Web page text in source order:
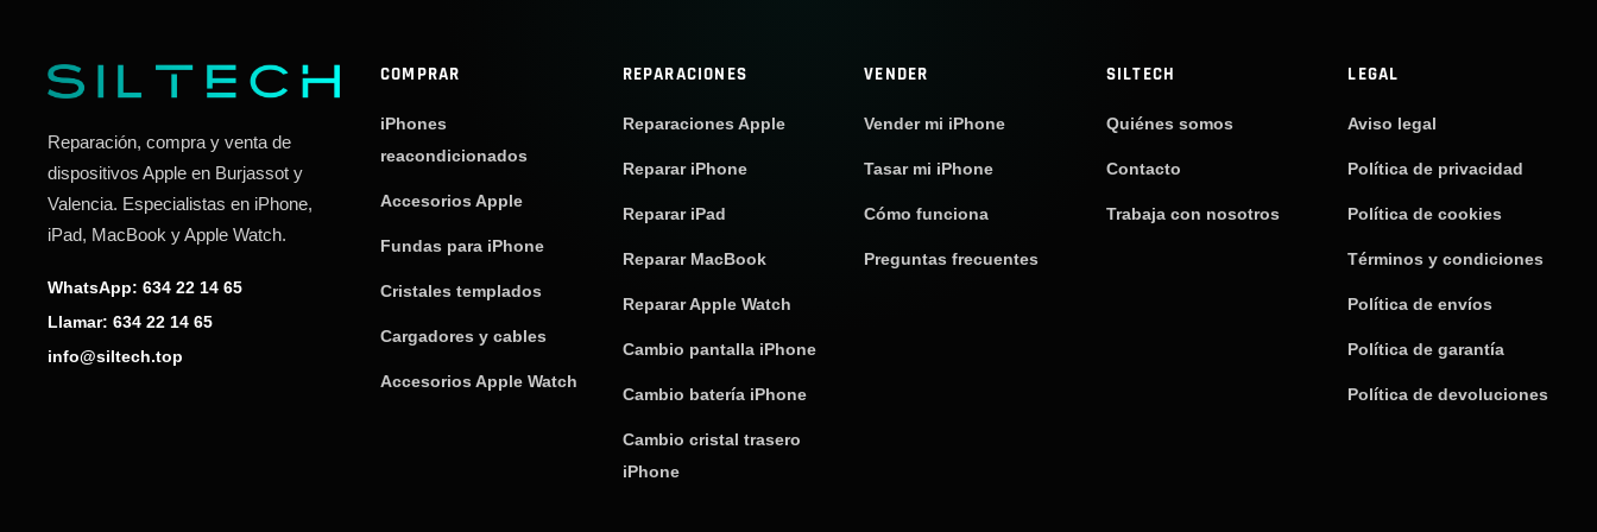
Reparación, compra y venta de
dispositivos Apple en Burjassot y
Valencia. Especialistas en iPhone,
iPad, MacBook y Apple Watch.
WhatsApp: 634 22 14 65
Llamar: 634 22 14 65
info@siltech.top
COMPRAR
iPhones
reacondicionados
Accesorios Apple
Fundas para iPhone
Cristales templados
Cargadores y cables
Accesorios Apple Watch
REPARACIONES
Reparaciones Apple
Reparar iPhone
Reparar iPad
Reparar MacBook
Reparar Apple Watch
Cambio pantalla iPhone
Cambio batería iPhone
Cambio cristal trasero
iPhone
VENDER
Vender mi iPhone
Tasar mi iPhone
Cómo funciona
Preguntas frecuentes
SILTECH
Quiénes somos
Contacto
Trabaja con nosotros
LEGAL
Aviso legal
Política de privacidad
Política de cookies
Términos y condiciones
Política de envíos
Política de garantía
Política de devoluciones